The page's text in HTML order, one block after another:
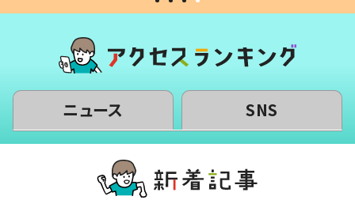
ニュース SNS